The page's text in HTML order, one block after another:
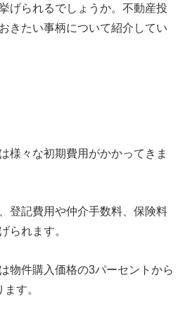
げられるでしょうか。不動産投
きたい事柄について紹介してい
様々な初期費用がかかってきま
登記費用や仲介手数料、保険料
られます。
物件購入価格の3パーセントから
す。